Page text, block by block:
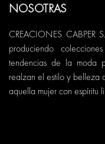
NOSOTRAS
CREACIONES CABPER
produciendo
tendencias de la moda
realzan el estilo y belleza
aquella mujer con espíritu